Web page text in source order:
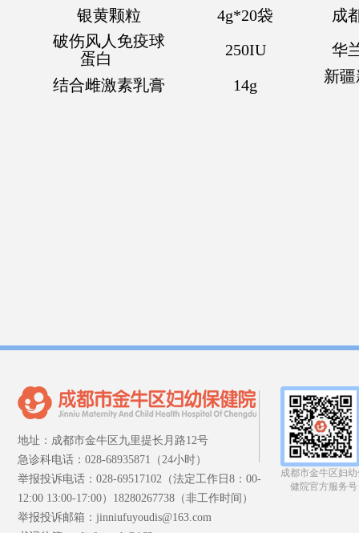
银黄颗粒
4g*20袋
成
破伤风人免疫球
蛋白
250IU
华
结合雌激素乳膏
14g 新
地址：成都市金牛区九里提长月路12号
急诊科电话：028-68935871（24小时）
举报投诉电话：028-69517102（法定工作日8：00-
12:00 13:00-17:00）18280267738（非工作时间）
举报投诉邮箱：jinniufuyoudis@163.com
成都市金牛区妇
健院官方服务号